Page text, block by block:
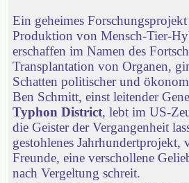
Ein geheimes
Produktion von Mensch-Tier-
erschaffen im Namen des
Transplantation von Organen,
Schatten politischer und
Ben Schmitt, einst leitender
Typhon District, lebt im US-
die Geister der Vergangenheit
gestohlenes Jahrhundertprojekt,
Freunde, eine verschollene
nach Vergeltung schreit.